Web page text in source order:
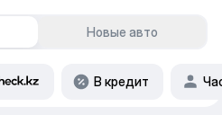
Новые авто
В кредит